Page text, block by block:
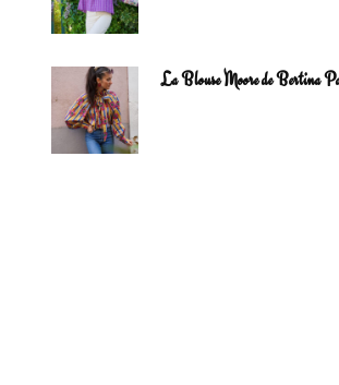
La Blouse Moore de Bertina